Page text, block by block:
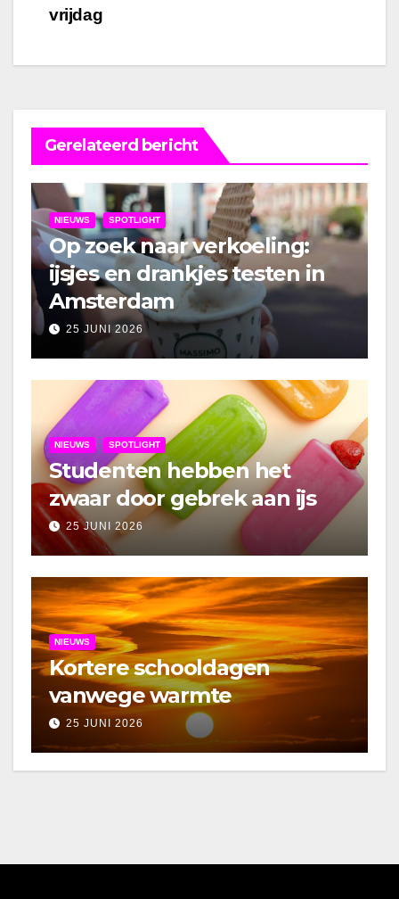
vrijdag
Gerelateerd bericht
NIEUWS SPOTLIGHT
Op zoek naar verkoeling:
ijsjes en drankjes testen in
Amsterdam
25 JUNI 2026
NIEUWS SPOTLIGHT
Studenten hebben het
zwaar door gebrek aan ijs
25 JUNI 2026
NIEUWS
Kortere schooldagen
vanwege warmte
25 JUNI 2026